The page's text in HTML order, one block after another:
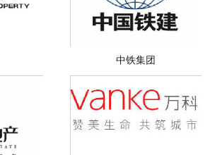
中铁集团